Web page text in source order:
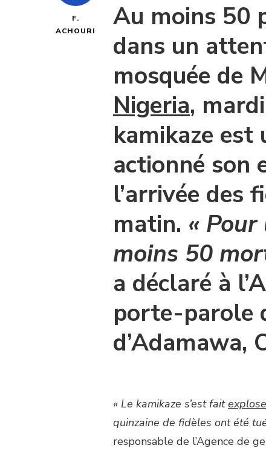
F.
ACHOURI
Au moins 50
dans un
mosquée de
Nigeria,
kamikaze est
actionné son
l’arrivée des
matin. «
moins 50
a déclaré à
porte-parole
d’Adamawa,
« Le kamikaze s’est fait
quinzaine de fidèles ont été
responsable de l’Agence de